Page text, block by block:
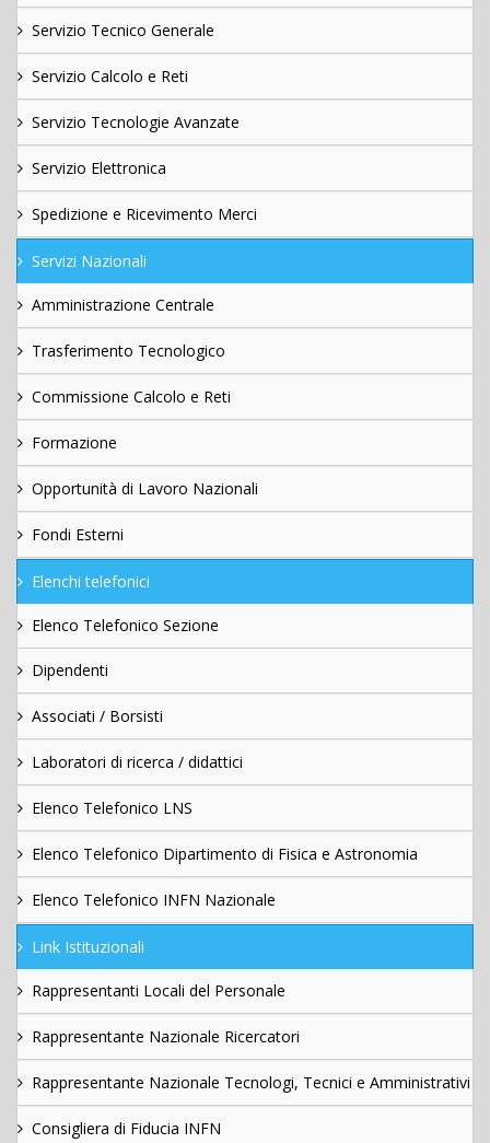
Servizio Tecnico Generale
Servizio Calcolo e Reti
Servizio Tecnologie Avanzate
Servizio Elettronica
Spedizione e Ricevimento Merci
Servizi Nazionali
Amministrazione Centrale
Trasferimento Tecnologico
Commissione Calcolo e Reti
Formazione
Opportunità di Lavoro Nazionali
Fondi Esterni
Elenchi telefonici
Elenco Telefonico Sezione
Dipendenti
Associati / Borsisti
Laboratori di ricerca / didattici
Elenco Telefonico LNS
Elenco Telefonico Dipartimento di Fisica e Astronomia
Elenco Telefonico INFN Nazionale
Link Istituzionali
Rappresentanti Locali del Personale
Rappresentante Nazionale Ricercatori
Rappresentante Nazionale Tecnologi, Tecnici e Amministrativi
Consigliera di Fiducia INFN